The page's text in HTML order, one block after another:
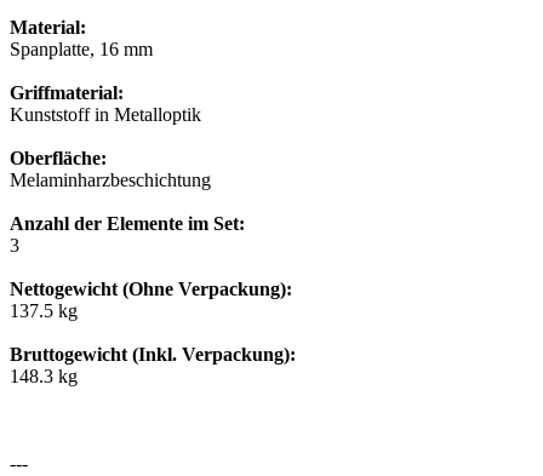
Material:
Spanplatte, 16 mm
Griffmaterial:
Kunststoff in Metalloptik
Oberfläche:
Melaminharzbeschichtung
Anzahl der Elemente im Set:
3
Nettogewicht (Ohne Verpackung):
137.5 kg
Bruttogewicht (Inkl. Verpackung):
148.3 kg
---